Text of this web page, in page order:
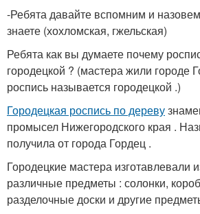
-Ребята давайте вспомним и
знаете (хохломская, гжельская)
Ребята как вы думаете почему
городецкой ? (мастера жили городе
роспись называется городецкой .)
Городецкая роспись по дереву
промысел Нижегородского края .
получила от города Гордец .
Городецкие мастера изготавлевали
различные предметы : солонки,
разделочные доски и другие